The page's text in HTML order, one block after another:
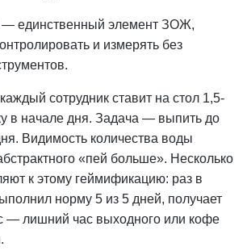
— единственный элемент ЗОЖ,
и измерять без
сотрудник ставит на стол 1,5-
в начале дня. Задача — выпить до
Видимость количества воды
«пей больше». Несколько
к этому геймификацию: раз в
норму 5 из 5 дней, получает
— лишний час выходного или кофе